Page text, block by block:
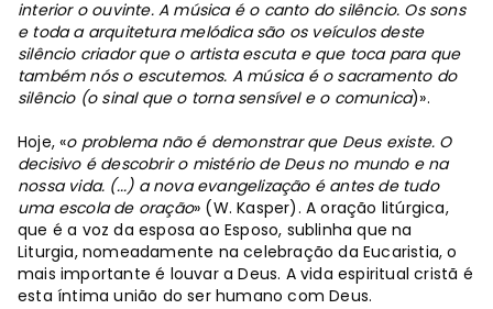
interior o ouvinte. A música é o canto do silêncio. Os sons
e toda a arquitetura melódica são os veículos deste
silêncio criador que o artista escuta e que toca para que
também nós o escutemos. A música é o sacramento do
silêncio (o sinal que o torna sensível e o comunica)».
Hoje, «o problema não é demonstrar que Deus existe. O
decisivo é descobrir o mistério de Deus no mundo e na
nossa vida. (...) a nova evangelização é antes de tudo
uma escola de oração» (W. Kasper). A oração litúrgica,
que é a voz da esposa ao Esposo, sublinha que na
Liturgia, nomeadamente na celebração da Eucaristia, o
mais importante é louvar a Deus. A vida espiritual cristã é
esta íntima união do ser humano com Deus.